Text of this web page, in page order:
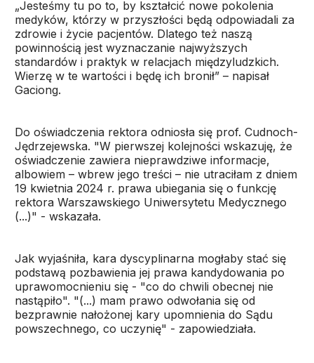
„Jesteśmy tu po to, by kształcić nowe pokolenia
medyków, którzy w przyszłości będą odpowiadali za
zdrowie i życie pacjentów. Dlatego też naszą
powinnością jest wyznaczanie najwyższych
standardów i praktyk w relacjach międzyludzkich.
Wierzę w te wartości i będę ich bronił” – napisał
Gaciong.
Do oświadczenia rektora odniosła się prof. Cudnoch-
Jędrzejewska. "W pierwszej kolejności wskazuję, że
oświadczenie zawiera nieprawdziwe informacje,
albowiem – wbrew jego treści – nie utraciłam z dniem
19 kwietnia 2024 r. prawa ubiegania się o funkcję
rektora Warszawskiego Uniwersytetu Medycznego
(...)" - wskazała.
Jak wyjaśniła, kara dyscyplinarna mogłaby stać się
podstawą pozbawienia jej prawa kandydowania po
uprawomocnieniu się - "co do chwili obecnej nie
nastąpiło". "(...) mam prawo odwołania się od
bezprawnie nałożonej kary upomnienia do Sądu
powszechnego, co uczynię" - zapowiedziała.